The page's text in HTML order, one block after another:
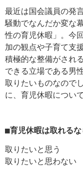
最近は国会議員の発
騒動でなんだか変な
性の育児休暇」。今
加の観点や子育て支
積極的な整備がされ
できる立場である男
取りたいものなので
に、育児休暇につい
■育児休暇は取れる
取りたいと思う
取りたいと思わな